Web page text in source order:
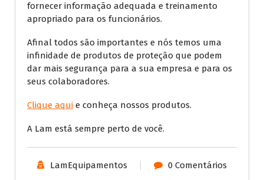
fornecer informação adequada e treinamento
apropriado para os funcionários.
Afinal todos são importantes e nós temos uma
infinidade de produtos de proteção que podem
dar mais segurança para a sua empresa e para os
seus colaboradores.
Clique aqui e conheça nossos produtos.
A Lam está sempre perto de você.
LamEquipamentos 0 Comentários